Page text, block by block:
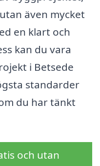
även mycket
en klart och
kan du vara
i Betsede
standarder
du har tänkt
och utan